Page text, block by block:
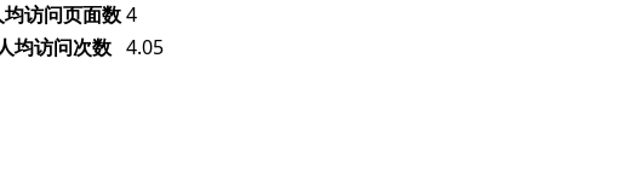
均访问页面数4
均访问次数 4.05